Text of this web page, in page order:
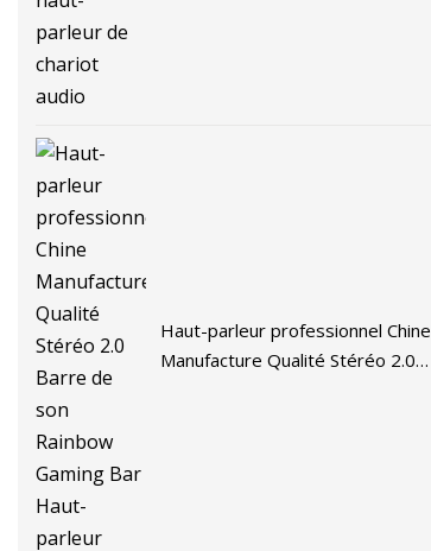
Haut-parleur professionnel Chine
Manufacture Qualité Stéréo 2.0